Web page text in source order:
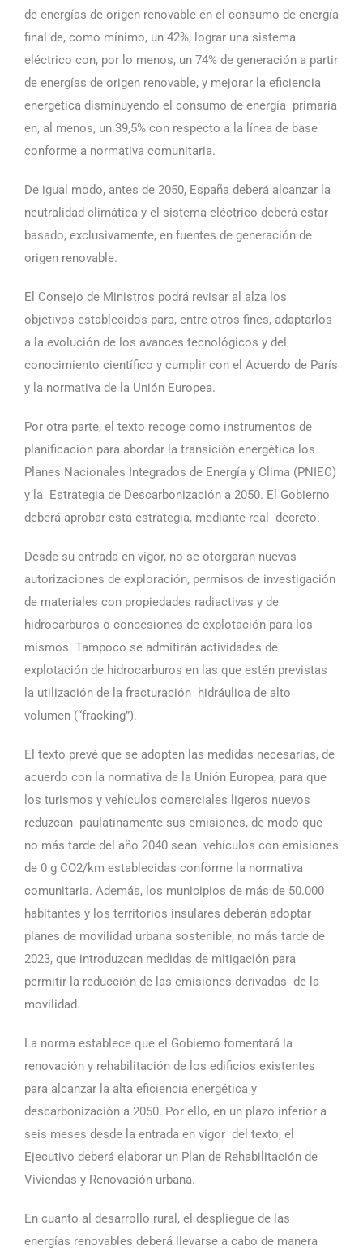
de energías de origen renovable en el consumo de energía
final de, como mínimo, un 42%; lograr una sistema
eléctrico con, por lo menos, un 74% de generación a partir
de energías de origen renovable, y mejorar la eficiencia
energética disminuyendo el consumo de energía primaria
en, al menos, un 39,5% con respecto a la línea de base
conforme a normativa comunitaria.
De igual modo, antes de 2050, España deberá alcanzar la
neutralidad climática y el sistema eléctrico deberá estar
basado, exclusivamente, en fuentes de generación de
origen renovable.
El Consejo de Ministros podrá revisar al alza los
objetivos establecidos para, entre otros fines, adaptarlos
a la evolución de los avances tecnológicos y del
conocimiento científico y cumplir con el Acuerdo de París
y la normativa de la Unión Europea.
Por otra parte, el texto recoge como instrumentos de
planificación para abordar la transición energética los
Planes Nacionales Integrados de Energía y Clima (PNIEC)
y la Estrategia de Descarbonización a 2050. El Gobierno
deberá aprobar esta estrategia, mediante real decreto.
Desde su entrada en vigor, no se otorgarán nuevas
autorizaciones de exploración, permisos de investigación
de materiales con propiedades radiactivas y de
hidrocarburos o concesiones de explotación para los
mismos. Tampoco se admitirán actividades de
explotación de hidrocarburos en las que estén previstas
la utilización de la fracturación hidráulica de alto
volumen (“fracking”).
El texto prevé que se adopten las medidas necesarias, de
acuerdo con la normativa de la Unión Europea, para que
los turismos y vehículos comerciales ligeros nuevos
reduzcan paulatinamente sus emisiones, de modo que
no más tarde del año 2040 sean vehículos con emisiones
de 0 g CO2/km establecidas conforme la normativa
comunitaria. Además, los municipios de más de 50.000
habitantes y los territorios insulares deberán adoptar
planes de movilidad urbana sostenible, no más tarde de
2023, que introduzcan medidas de mitigación para
permitir la reducción de las emisiones derivadas de la
movilidad.
La norma establece que el Gobierno fomentará la
renovación y rehabilitación de los edificios existentes
para alcanzar la alta eficiencia energética y
descarbonización a 2050. Por ello, en un plazo inferior a
seis meses desde la entrada en vigor del texto, el
Ejecutivo deberá elaborar un Plan de Rehabilitación de
Viviendas y Renovación urbana.
En cuanto al desarrollo rural, el despliegue de las
energías renovables deberá llevarse a cabo de manera